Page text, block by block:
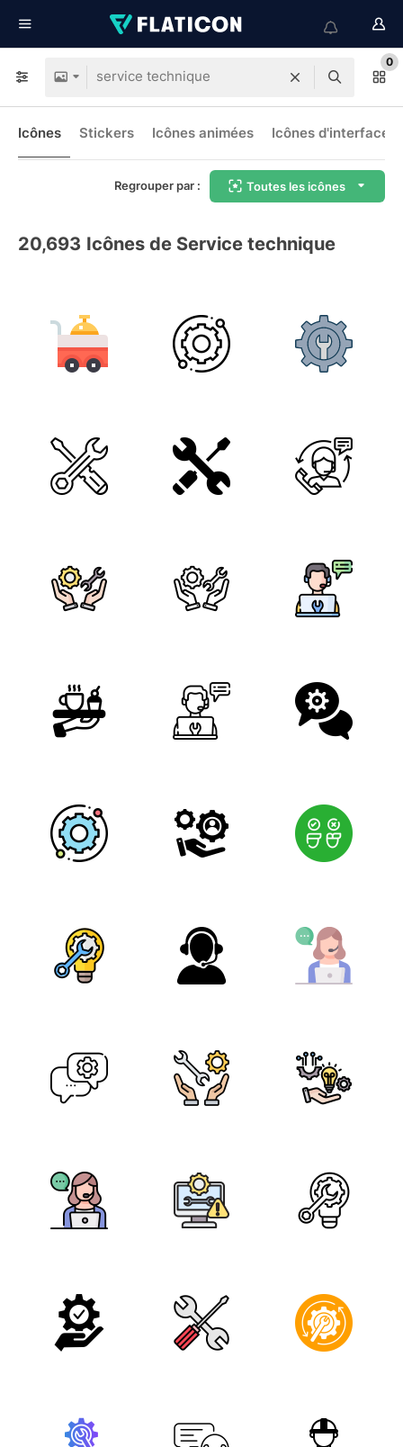
0
Icônes Stickers Icônes animées Icônes d'interface
Regrouper par : Toutes les icônes
20,693 Icônes de Service technique